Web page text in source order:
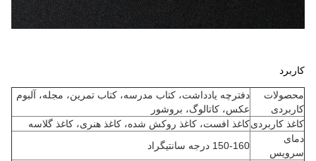
کاربرد
محصولات
کاربردی
دفترچه یادداشت، کتاب مدرسه، کتاب تمرین، مجله، آلبوم
عکس، کاتالوگ، بروشور
کاغذ کاربردیکاغذ افست، کاغذ روکش شده، کاغذ هنری، کاغذ گلاسه
دمای
سرویس
150-160 درجه سانتیگراد